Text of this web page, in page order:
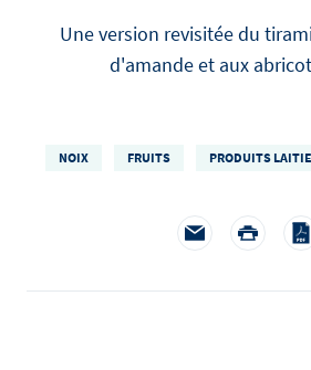
Une version revisitée du
d'amande et aux
NOIX FRUITS PRODUITS